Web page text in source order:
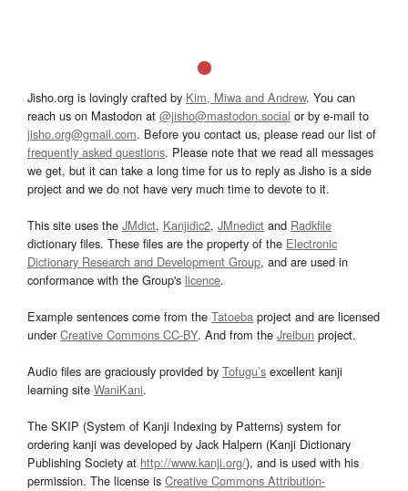
Jisho.org is lovingly crafted by Kim, Miwa and Andrew. You can
reach us on Mastodon at @jisho@mastodon.social or by e-mail to
jisho.org@gmail.com. Before you contact us, please read our list of
frequently asked questions. Please note that we read all messages
we get, but it can take a long time for us to reply as Jisho is a side
project and we do not have very much time to devote to it.
This site uses the JMdict, Kanjidic2, JMnedict and Radkfile
dictionary files. These files are the property of the Electronic
Dictionary Research and Development Group, and are used in
conformance with the Group's licence.
Example sentences come from the Tatoeba project and are licensed
underCreative Commons CC-BY. And from the Jreibun project.
Audio files are graciously provided by Tofugu’s excellent kanji
learning site WaniKani.
The SKIP (System of Kanji Indexing by Patterns) system for
ordering kanji was developed by Jack Halpern (Kanji Dictionary
Publishing Society at http://www.kanji.org/), and is used with his
permission. The license is Creative Commons Attribution-